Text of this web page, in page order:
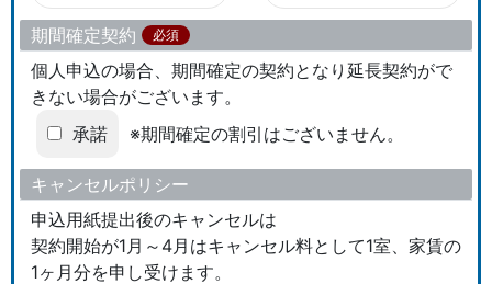
期間確定契約 必須
個人申込の場合、期間確定の契約となり延長契約がで
きない場合がございます。
承諾
※期間確定の割引はございません。
キャンセルポリシー
申込用紙提出後のキャンセルは
契約開始が1月～4月はキャンセル料として1室、家賃の
1ヶ月分を申し受けます。